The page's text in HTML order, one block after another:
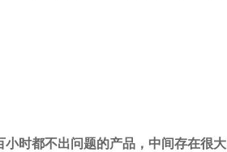
时都不出问题的产品，中间存在很